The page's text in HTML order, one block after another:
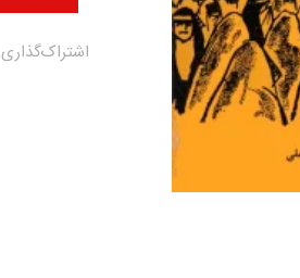
اشتراک‌گذاری